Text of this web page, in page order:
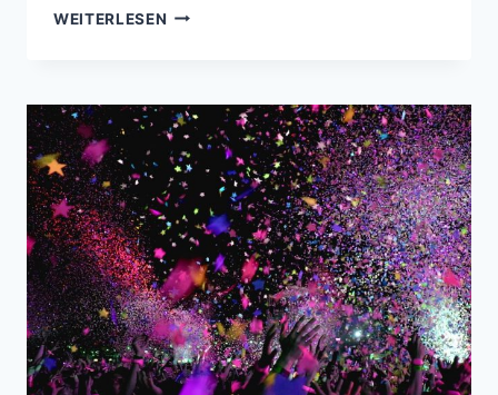
WEITERLESEN ES
DEN
MAI
GETANZT